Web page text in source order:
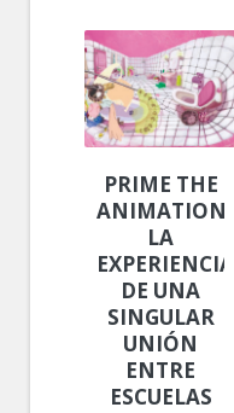
PRIME THE
ANIMATION!
LA
EXPERIENCIA
DE UNA
SINGULAR
UNIÓN
ENTRE
ESCUELAS